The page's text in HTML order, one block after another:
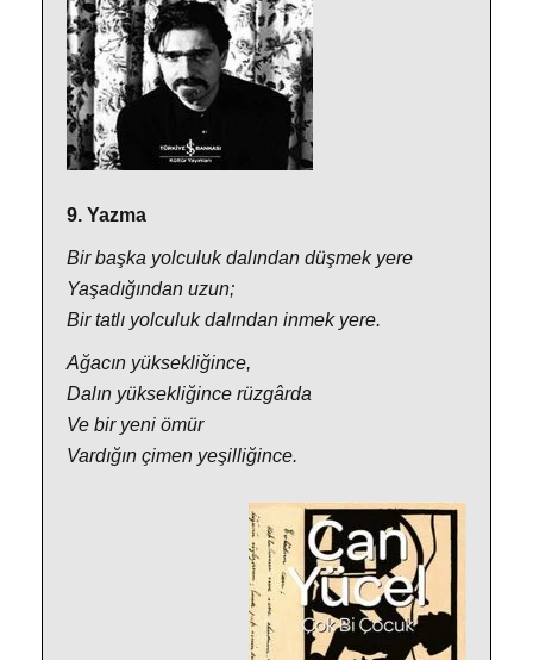
9. Yazma
Bir başka yolculuk dalından düşmek yere
Yaşadığından uzun;
Bir tatlı yolculuk dalından inmek yere.
Ağacın yüksekliğince,
Dalın yüksekliğince rüzgârda
Ve bir yeni ömür
Vardığın çimen yeşilliğince.